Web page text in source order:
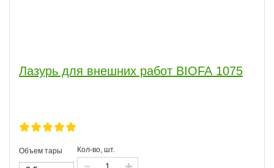
Лазурь для внешних работ BIOFA 1075
Объем тары Кол-во, шт.